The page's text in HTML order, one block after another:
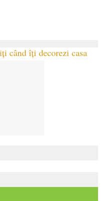
când îți decorezi casa